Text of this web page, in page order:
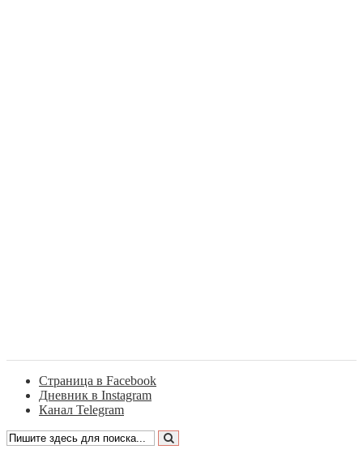
Страница в Facebook
Дневник в Instagram
Канал Telegram